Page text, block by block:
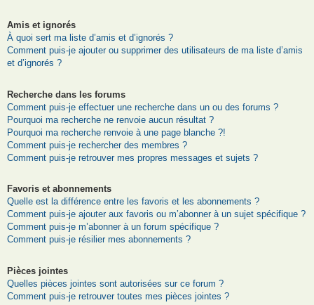
Amis et ignorés
À quoi sert ma liste d’amis et d’ignorés ?
Comment puis-je ajouter ou supprimer des utilisateurs de ma liste d’amis
et d’ignorés ?
Recherche dans les forums
Comment puis-je effectuer une recherche dans un ou des forums ?
Pourquoi ma recherche ne renvoie aucun résultat ?
Pourquoi ma recherche renvoie à une page blanche ?!
Comment puis-je rechercher des membres ?
Comment puis-je retrouver mes propres messages et sujets ?
Favoris et abonnements
Quelle est la différence entre les favoris et les abonnements ?
Comment puis-je ajouter aux favoris ou m’abonner à un sujet spécifique ?
Comment puis-je m’abonner à un forum spécifique ?
Comment puis-je résilier mes abonnements ?
Pièces jointes
Quelles pièces jointes sont autorisées sur ce forum ?
Comment puis-je retrouver toutes mes pièces jointes ?